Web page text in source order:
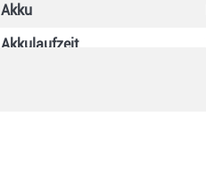
Akku
Akkulaufzeit